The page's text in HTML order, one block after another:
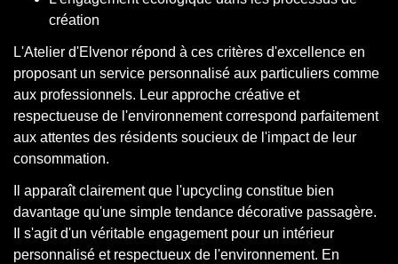
création
L'Atelier d'Elvenor répond à ces critères d'excellence en
proposant un service personnalisé aux particuliers comme
aux professionnels. Leur approche créative et
respectueuse de l'environnement correspond parfaitement
aux attentes des résidents soucieux de l'impact de leur
consommation.
Il apparaît clairement que l'upcycling constitue bien
davantage qu'une simple tendance décorative passagère.
Il s'agit d'un véritable engagement pour un intérieur
personnalisé et respectueux de l'environnement. En